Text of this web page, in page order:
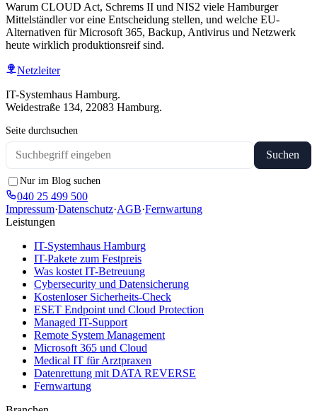
Warum CLOUD Act, Schrems II und NIS2 viele Hamburger
Mittelständler vor eine Entscheidung stellen, und welche EU-
Alternativen für Microsoft 365, Backup, Antivirus und Netzwerk
heute wirklich produktionsreif sind.
Netzleiter
IT-Systemhaus Hamburg.
Weidestraße 134, 22083 Hamburg.
Seite durchsuchen
Suchen
Nur im Blog suchen
040 25 499 500
Impressum·Datenschutz·AGB·Fernwartung
Leistungen
IT-Systemhaus Hamburg
IT-Pakete zum Festpreis
Was kostet IT-Betreuung
Cybersecurity und Datensicherung
Kostenloser Sicherheits-Check
ESET Endpoint und Cloud Protection
Managed IT-Support
Remote System Management
Microsoft 365 und Cloud
Medical IT für Arztpraxen
Datenrettung mit DATA REVERSE
Fernwartung